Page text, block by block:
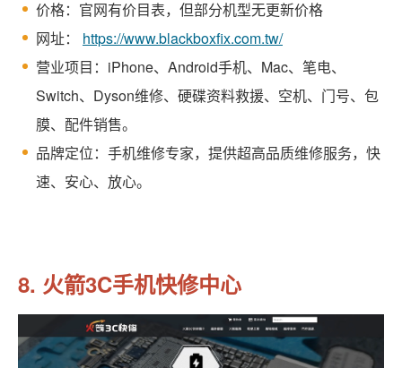
价格：官网有价目表，但部分机型无更新价格
网址： https://www.blackboxfix.com.tw/
营业项目：iPhone、Android手机、Mac、笔电、
Switch、Dyson维修、硬碟资料救援、空机、门号、包
膜、配件销售。
品牌定位：手机维修专家，提供超高品质维修服务，快
速、安心、放心。
8. 火箭3C手机快修中心